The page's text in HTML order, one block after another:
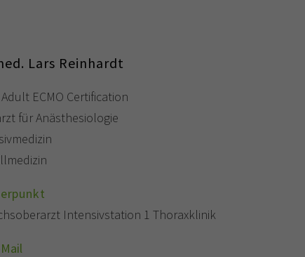
Lars Reinhardt
Adult ECMO Certification
für Anästhesiologie
Intensivstation 1 Thoraxklinik